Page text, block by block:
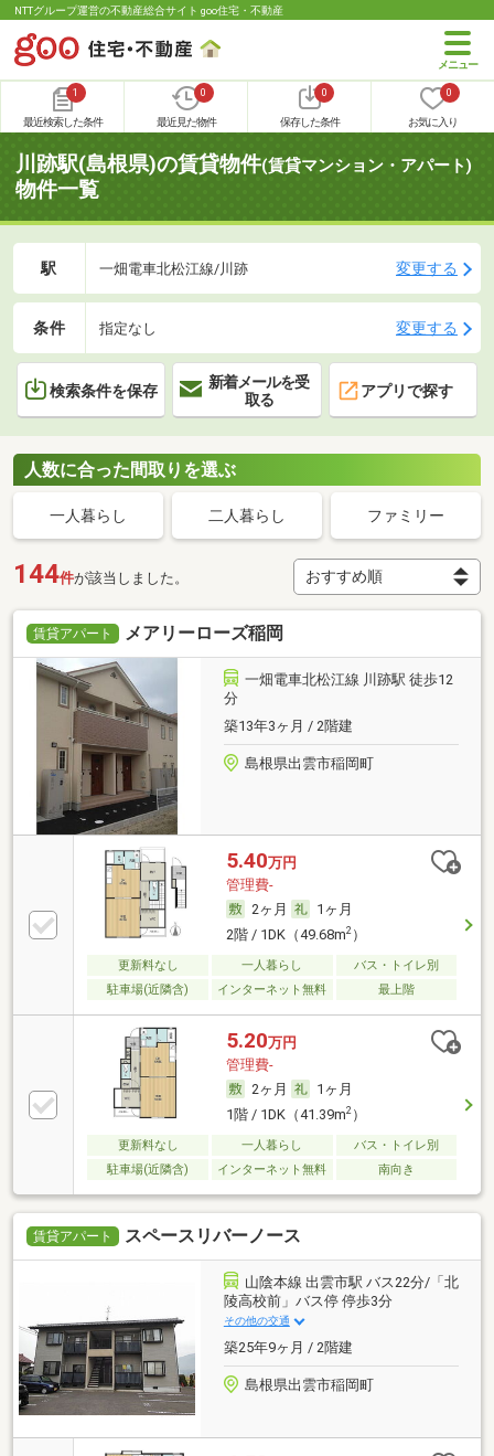
NTTグループ運営の不動産総合サイト goo住宅・不動産
1
最近検索した条件
0
最近見た物件
0
保存した条件
0
お気に入り
川跡駅(島根県)の賃貸物件(賃貸マンション・アパート)
物件一覧
駅 一畑電車北松江線/川跡 変更する
条件 指定なし 変更する
検索条件を保存
新着メールを受
取る
アプリで探す
人数に合った間取りを選ぶ
一人暮らし 二人暮らし ファミリー
144件が該当しました。
賃貸アパート メアリーローズ稲岡
一畑電車北松江線 川跡駅 徒歩12
分
築13年3ヶ月 / 2階建
島根県出雲市稲岡町
5.40万円
管理費-
2ヶ月
1ヶ月
2階 / 1DK（49.68m2）
更新料なし 一人暮らし
バス・トイレ別
駐車場(近隣含)
インターネット無料 最上階
5.20万円
管理費-
2ヶ月
1ヶ月
1階 / 1DK（41.39m2）
更新料なし 一人暮らし
バス・トイレ別
駐車場(近隣含)
インターネット無料 南向き
賃貸アパート スペースリバーノース
山陰本線 出雲市駅 バス22分/「北
陵高校前」バス停 停歩3分
その他の交通
築25年9ヶ月 / 2階建
島根県出雲市稲岡町